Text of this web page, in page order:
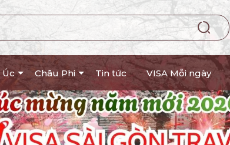
Úc Châu Phi Tin tức VISA Mỗi ngày